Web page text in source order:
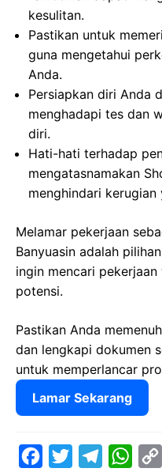
kesulitan.
Pastikan untuk
guna mengetahui
Anda.
Persiapkan diri Anda
menghadapi tes dan
diri.
Hati-hati terhadap
mengatasnamakan
menghindari
Melamar pekerjaan
Banyuasin adalah
ingin mencari
potensi.
Pastikan Anda
dan lengkapi dokumen
untuk memperlancar
Lamar Sekarang
W